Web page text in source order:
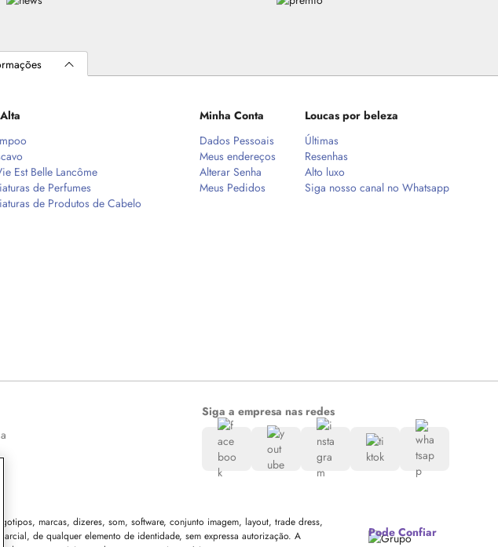
Est Belle Lancôme
de Perfumes
de Produtos de Cabelo
Minha Conta
Dados Pessoais
Meus endereços
Alterar Senha
Meus Pedidos
Loucas por beleza
Últimas
Resenhas
Alto luxo
Siga nosso canal no Whatsapp
Siga a empresa nas redes
marcas, dizeres, som, software, conjunto imagem, layout, trade dress,
de qualquer elemento de identidade, sem expressa autorização. A
Pode Confiar